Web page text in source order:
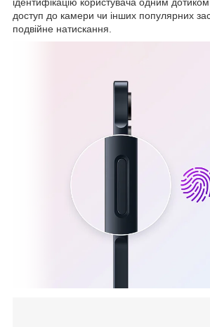
ідентифікацію користувача одним
доступ до камери чи інших популярних
подвійне натискання.